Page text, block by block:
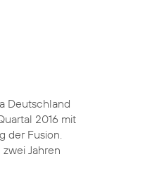
Deutschland
2016 mit
der Fusion.
Jahren